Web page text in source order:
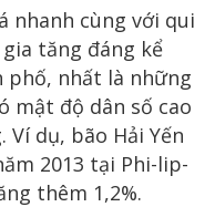
nhanh cùng với qui
tăng đáng kể
phố, nhất là những
mật độ dân số cao
dụ, bão Hải Yến
2013 tại Phi-lip-
thêm 1,2%.